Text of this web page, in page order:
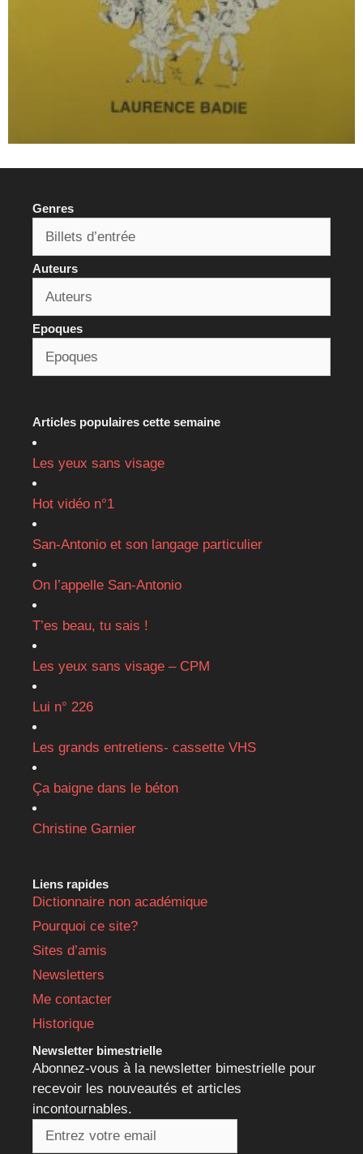
Genres
Auteurs
Epoques
Articles populaires cette semaine
Les yeux sans visage
Hot vidéo n°1
San-Antonio et son langage particulier
On l’appelle San-Antonio
T’es beau, tu sais !
Les yeux sans visage – CPM
Lui n° 226
Les grands entretiens- cassette VHS
Ça baigne dans le béton
Christine Garnier
Liens rapides
Dictionnaire non académique
Pourquoi ce site?
Sites d’amis
Newsletters
Me contacter
Historique
Newsletter bimestrielle
Abonnez-vous à la newsletter bimestrielle pour
recevoir les nouveautés et articles
incontournables.